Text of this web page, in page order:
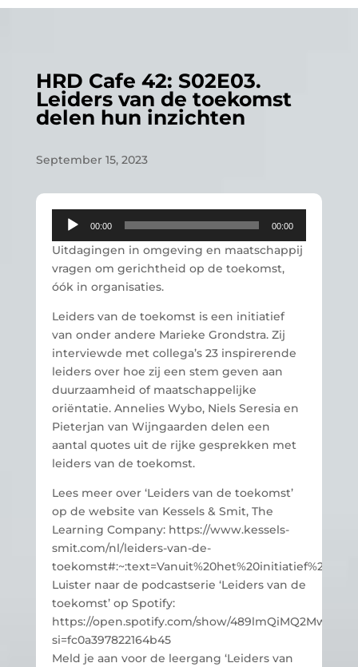
HRD Cafe 42: S02E03.
Leiders van de toekomst
delen hun inzichten
September 15, 2023
Audio
00:00 00:00
Uitdagingen in omgeving en maatschappij
vragen om gerichtheid op de toekomst,
óók in organisaties.
Leiders van de toekomst is een initiatief
van onder andere Marieke Grondstra. Zij
interviewde met collega’s 23 inspirerende
leiders over hoe zij een stem geven aan
duurzaamheid of maatschappelijke
oriëntatie. Annelies Wybo, Niels Seresia en
Pieterjan van Wijngaarden delen een
aantal quotes uit de rijke gesprekken met
leiders van de toekomst.
Lees meer over ‘Leiders van de toekomst’
op de website van Kessels & Smit, The
Learning Company: https://www.kessels-
smit.com/nl/leiders-van-de-
Luister naar de podcastserie ‘Leiders van de
toekomst’ op Spotify:
https://open.spotify.com/show/
si=fc0a397822164b45
Meld je aan voor de leergang ‘Leiders van